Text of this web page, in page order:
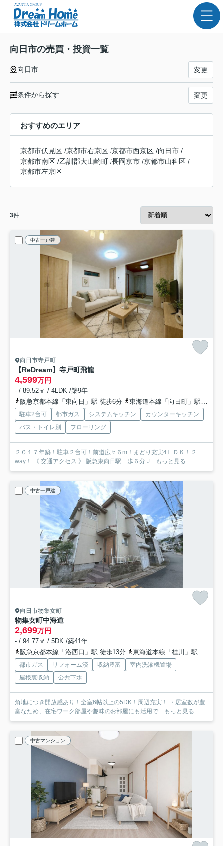
向日市の売買・投資一覧
向日市 変更
条件から探す 変更
おすすめのエリア
京都市伏見区 /京都市右京区 /京都市西京区 /向日市 /
京都市南区 /乙訓郡大山崎町 /長岡京市 /京都市山科区 /
京都市左京区
3件
中古一戸建
向日市寺戸町
【ReDream】寺戸町飛龍
4,599万円
- / 89.52㎡ / 4LDK /築9年
阪急京都本線「東向日」駅 徒歩6分
東海道本線「向日町」駅 徒歩8分
駐車2台可 都市ガス システムキッチン
カウンターキッチン
バス・トイレ別
フローリング
２０１７年築！駐車２台可！前道広々６m！まどり充実4ＬＤＫ！２
way！ 《 交通アクセス 》 阪急東向日駅…歩６分 J...
もっと見る
中古一戸建
向日市物集女町
物集女町中海道
2,699万円
- / 94.77㎡ / 5DK /築41年
阪急京都本線「洛西口」駅 徒歩13分
東海道本線「桂川」駅 徒歩22分
都市ガス リフォーム済 収納豊富
室内洗濯機置場
屋根裏収納
公共下水
角地につき開放感あり！全室6帖以上の5DK！周辺充実！ ・居室数が豊
富なため、在宅ワーク部屋や趣味のお部屋にも活用で...
もっと見る
中古マンション